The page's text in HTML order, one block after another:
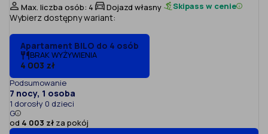
Max. liczba osób: 4 Dojazd własny Skipass w cenie
Wybierz dostępny wariant:
Apartament BILO do 4 osób
BRAK WYŻYWIENIA
4 003 zł
Podsumowanie
7 nocy, 1 osoba
1 dorosły 0 dzieci
G
od 4 003 zł za pokój